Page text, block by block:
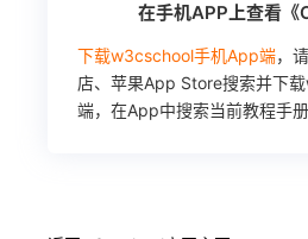
在手机APP上查看《
下载w3cschool手机App端，
店、苹果App Store搜索并下
端，在App中搜索当前教程手册